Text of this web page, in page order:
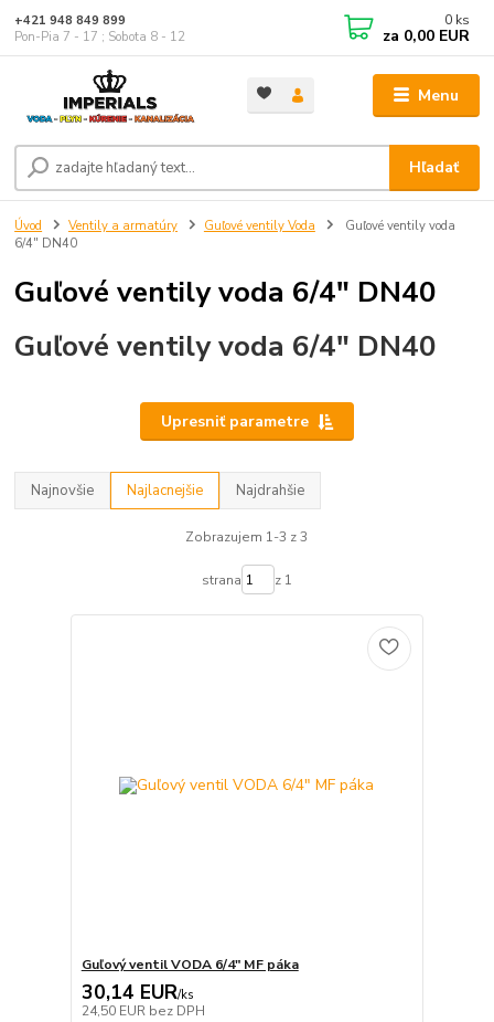
Menu
Hľadať
+421 948 849 899
Pon-Pia 7 - 17 ; Sobota 8 - 12
0 ks
za 0,00 EUR
Úvod Ventily a armatúry Guľové ventily Voda
Guľové ventily voda
6/4" DN40
Guľové ventily voda 6/4" DN40
Guľové ventily voda 6/4" DN40
Upresniť parametre
Najnovšie Najlacnejšie Najdrahšie
Zobrazujem 1-3 z 3
strana z 1
Guľový ventil VODA 6/4" MF páka
30,14 EUR/ks
24,50 EUR bez DPH